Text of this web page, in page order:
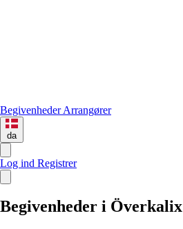
BegivenhederArrangører
da
Log ind Registrer
Begivenheder i Överkalix